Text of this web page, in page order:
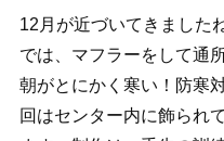
12月が近づいてきました
では、マフラーをして通
朝がとにかく寒い！防寒
回はセンター内に飾られ